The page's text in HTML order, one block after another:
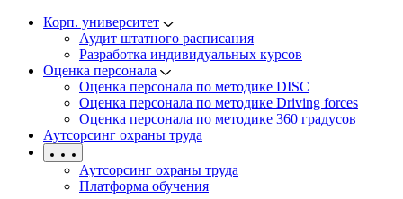
Корп. университет
Аудит штатного расписания
Разработка индивидуальных курсов
Оценка персонала
Оценка персонала по методике DISC
Оценка персонала по методике Driving forces
Оценка персонала по методике 360 градусов
Аутсорсинг охраны труда
Аутсорсинг охраны труда
Платформа обучения